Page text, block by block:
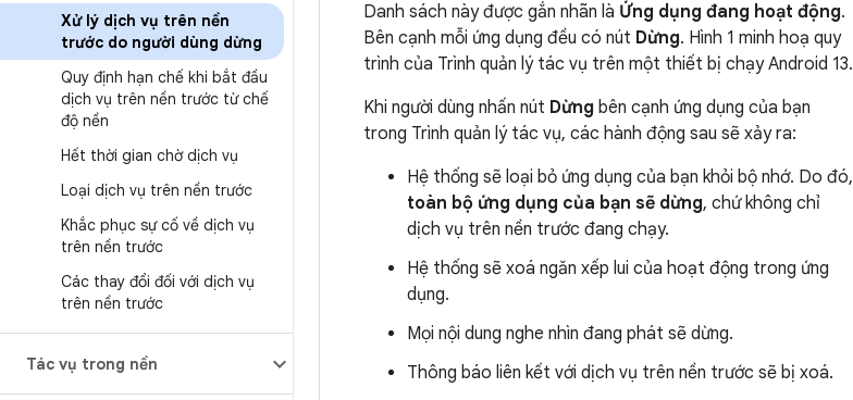
Xử lý dịch vụ trên nền
trước do người dùng dừng
Quy định hạn chế khi bắt đầu
dịch vụ trên nền trước từ chế
độ nền
Hết thời gian chờ dịch vụ
Loại dịch vụ trên nền trước
Khắc phục sự cố về dịch vụ
trên nền trước
Các thay đổi đối với dịch vụ
trên nền trước
Tác vụ trong nền
Danh sách này được gắn nhãn là Ứng dụng đang hoạt động.
Bên cạnh mỗi ứng dụng đều có nút Dừng. Hình 1 minh hoạ quy
trình của Trình quản lý tác vụ trên một thiết bị chạy Android 13.
Khi người dùng nhấn nút Dừng bên cạnh ứng dụng của bạn
trong Trình quản lý tác vụ, các hành động sau sẽ xảy ra:
Hệ thống sẽ loại bỏ ứng dụng của bạn khỏi bộ nhớ. Do đó,
toàn bộ ứng dụng của bạn sẽ dừng, chứ không chỉ
dịch vụ trên nền trước đang chạy.
Hệ thống sẽ xoá ngăn xếp lui của hoạt động trong ứng
dụng.
Mọi nội dung nghe nhìn đang phát sẽ dừng.
Thông báo liên kết với dịch vụ trên nền trước sẽ bị xoá.